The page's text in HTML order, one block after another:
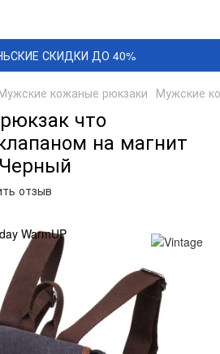
СКИДКИ ДО 40%
кожаные рюкзаки Мужские
что
на магнит
отзыв